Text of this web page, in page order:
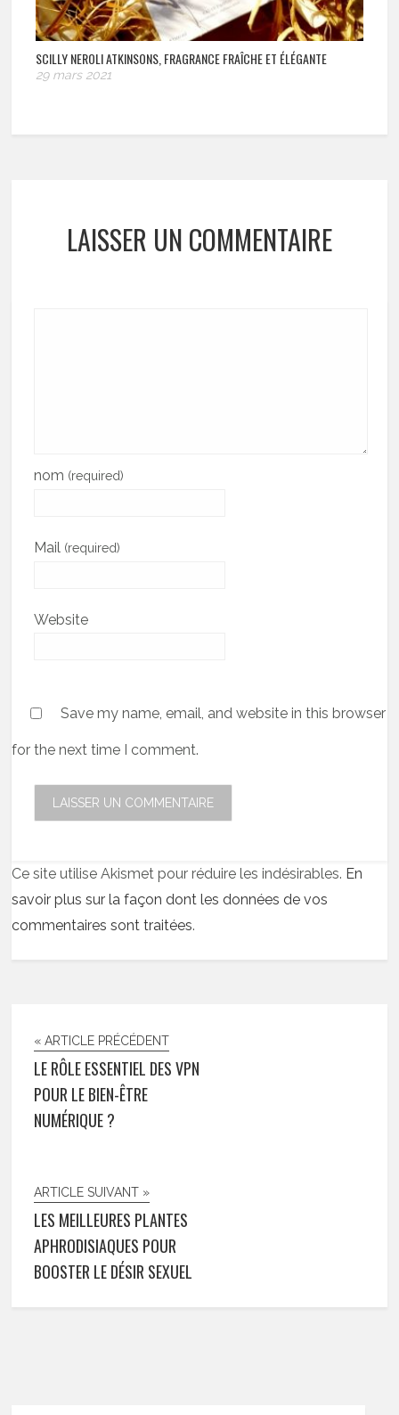
SCILLY NEROLI ATKINSONS, FRAGRANCE FRAÎCHE ET ÉLÉGANTE
29 mars 2021
LAISSER UN COMMENTAIRE
nom (required)
Mail (required)
Website
Save my name, email, and website in this browser
for the next time I comment.
Ce site utilise Akismet pour réduire les indésirables. En
savoir plus sur la façon dont les données de vos
commentaires sont traitées.
« ARTICLE PRÉCÉDENT
LE RÔLE ESSENTIEL DES VPN
POUR LE BIEN-ÊTRE
NUMÉRIQUE ?
ARTICLE SUIVANT »
LES MEILLEURES PLANTES
APHRODISIAQUES POUR
BOOSTER LE DÉSIR SEXUEL